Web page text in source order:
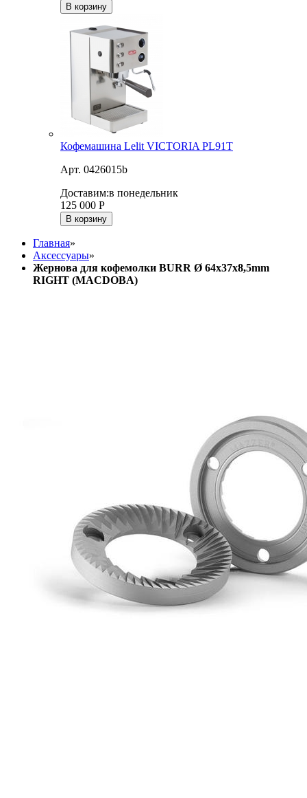
В корзину
Кофемашина Lelit VICTORIA PL91T
Арт. 0426015b
Доставим:в понедельник
125 000 Р
В корзину
Главная»
Аксессуары»
Жернова для кофемолки BURR Ø 64x37x8,5mm
RIGHT (MACDOBA)